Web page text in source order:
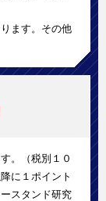
ます。その他
。（税別１０
に１ポイント
スタンド研究